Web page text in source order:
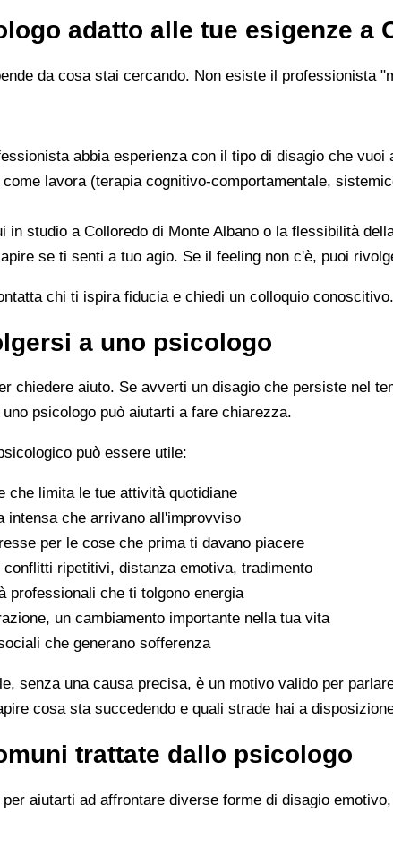
adatto alle tue esigenze a
da cosa stai cercando. Non esiste il professionista
abbia esperienza con il tipo di disagio che vuoi
lavora (terapia cognitivo-comportamentale,
in studio a Colloredo di Monte Albano o la flessibilità
se ti senti a tuo agio. Se il feeling non c'è, puoi
chi ti ispira fiducia e chiedi un colloquio conoscitivo.
a uno psicologo
chiedere aiuto. Se avverti un disagio che persiste nel
psicologo può aiutarti a fare chiarezza.
può essere utile:
che limita le tue attività quotidiane
intensa che arrivano all'improvviso
per le cose che prima ti davano piacere
conflitti ripetitivi, distanza emotiva, tradimento
professionali che ti tolgono energia
un cambiamento importante nella tua vita
che generano sofferenza
senza una causa precisa, è un motivo valido per
cosa sta succedendo e quali strade hai a
trattate dallo psicologo
aiutarti ad affrontare diverse forme di disagio